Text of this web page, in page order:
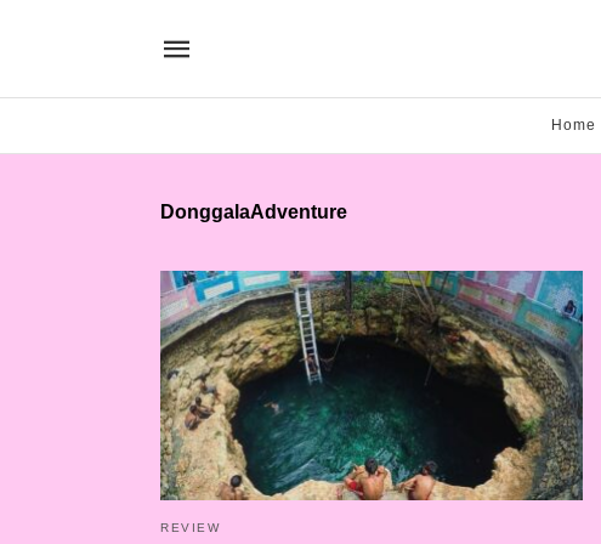
Home
DonggalaAdventure
REVIEW